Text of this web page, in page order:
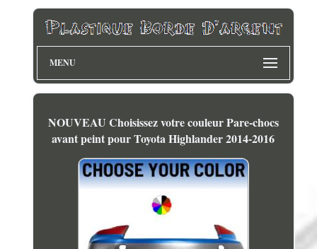
MENU
NOUVEAU Choisissez votre couleur Pare-chocs
avant peint pour Toyota Highlander 2014-2016